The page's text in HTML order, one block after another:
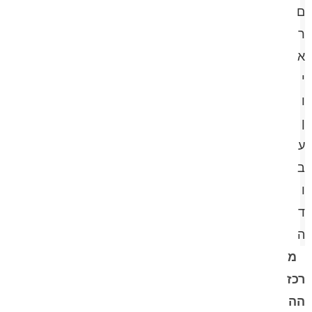
ם
ר
א
י
ו
ן
ע
ב
ו
ד
ה
מ
רכז
הה